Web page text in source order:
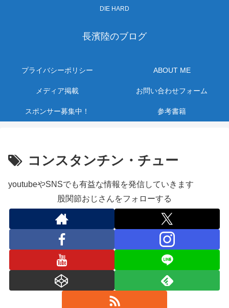
DIE HARD
長濱陸のブログ
プライバシーポリシー ABOUT ME
メディア掲載 お問い合わせフォーム
スポンサー募集中！ 参考書籍
コンスタンチン・チュー
youtubeやSNSでも有益な情報を発信していきます
股関節おじさんをフォローする